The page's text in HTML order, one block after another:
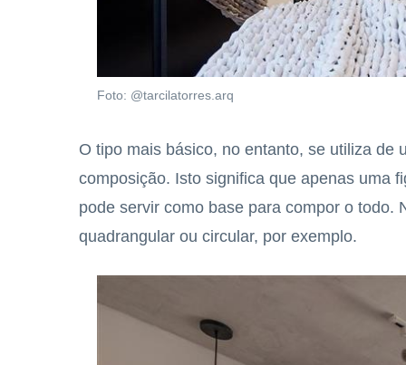
Foto: @tarcilatorres.arq
O tipo mais básico, no entanto, se utiliza de
composição. Isto significa que apenas uma
pode servir como base para compor o todo.
quadrangular ou circular, por exemplo.